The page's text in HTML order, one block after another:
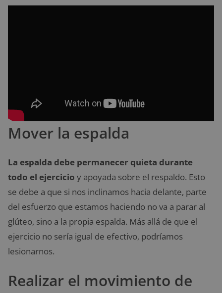
Mover la espalda
La espalda debe permanecer quieta durante
todo el ejercicio y apoyada sobre el respaldo. Esto
se debe a que si nos inclinamos hacia delante, parte
del esfuerzo que estamos haciendo no va a parar al
glúteo, sino a la propia espalda. Más allá de que el
ejercicio no sería igual de efectivo, podríamos
lesionarnos.
Realizar el movimiento de